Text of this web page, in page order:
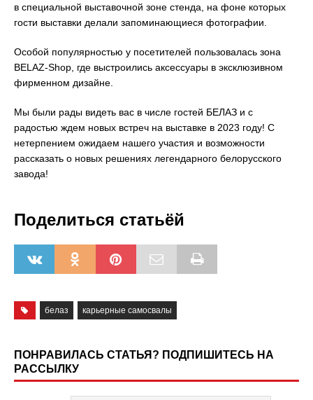
в специальной выставочной зоне стенда, на фоне которых
гости выставки делали запоминающиеся фотографии.
Особой популярностью у посетителей пользовалась зона
BELAZ-Shop, где выстроились аксессуары в эксклюзивном
фирменном дизайне.
Мы были рады видеть вас в числе гостей БЕЛАЗ и с
радостью ждем новых встреч на выставке в 2023 году! С
нетерпением ожидаем нашего участия и возможности
рассказать о новых решениях легендарного белорусского
завода!
Поделиться статьёй
белаз карьерные самосвалы
ПОНРАВИЛАСЬ СТАТЬЯ? ПОДПИШИТЕСЬ НА
РАССЫЛКУ